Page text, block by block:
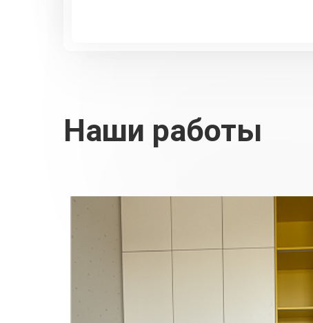
Наши работы